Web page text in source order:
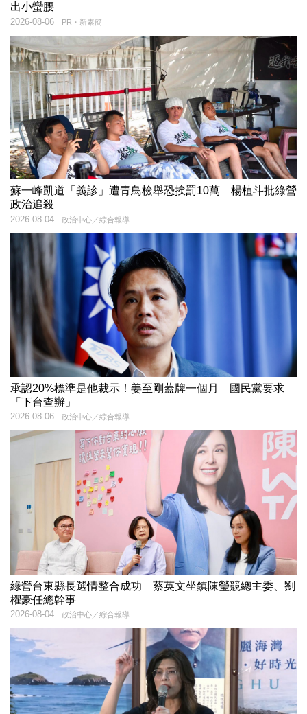
出小蠻腰
PR・新素簡
2026-08-06
蘇一峰凱道「義診」遭青鳥檢舉恐挨罰10萬 楊植斗批綠營
政治追殺
政治中心／綜合報導
2026-08-04
承認20%標準是他裁示！姜至剛蓋牌一個月 國民黨要求
「下台查辦」
政治中心／綜合報導
2026-08-06
綠營台東縣長選情整合成功 蔡英文坐鎮陳瑩競總主委、劉
櫂豪任總幹事
政治中心／綜合報導
2026-08-04